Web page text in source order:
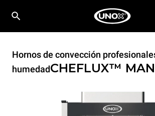
Hornos de convección
humedadCHEFLUX™